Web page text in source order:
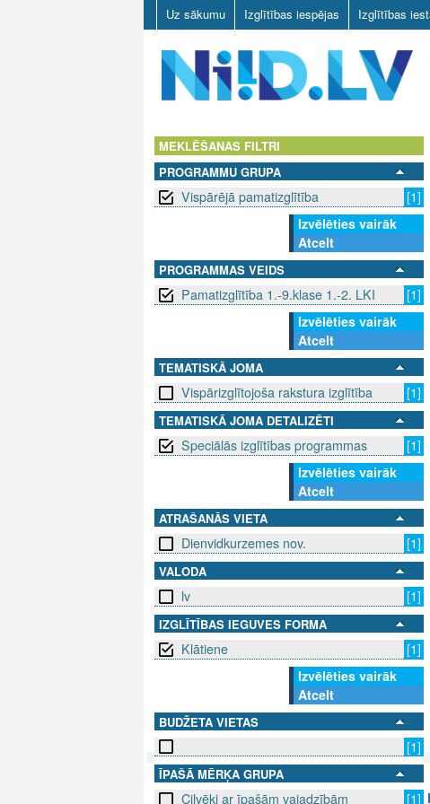
Uz sākumu Izglītības iespējas Izglītības
MEKLĒŠANAS FILTRI
PROGRAMMU GRUPA
Vispārējā pamatizglītība
[1]
Izvēlēties vairāk
Atcelt
PROGRAMMAS VEIDS
Pamatizglītība 1.-9.klase 1.-2. LKI
[1]
Izvēlēties vairāk
Atcelt
TEMATISKĀ JOMA
Vispārizglītojoša rakstura izglītība [1]
TEMATISKĀ JOMA DETALIZĒTI
Speciālās izglītības programmas
[1]
Izvēlēties vairāk
Atcelt
ATRAŠANĀS VIETA
Dienvidkurzemes nov. [1]
VALODA
lv [1]
IZGLĪTĪBAS IEGUVES FORMA
Klātiene
[1]
Izvēlēties vairāk
Atcelt
BUDŽETA VIETAS
[1]
ĪPAŠĀ MĒRĶA GRUPA
Cilvēki ar īpašām vajadzībām [1]
SEKO MUMS SAZINIES AR